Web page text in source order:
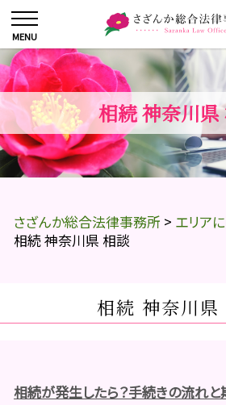
相続 神奈川県
さざんか総合法律事務所 > エリア
相続 神奈川県 相談
相続 神奈川県
相続が発生したら？手続きの流れと